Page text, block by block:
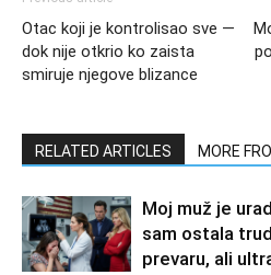
Otac koji je kontrolisao sve —
dok nije otkrio ko zaista
smiruje njegove blizance
RELATED ARTICLES MORE
Moj muž je
sam ostala
prevaru, ali